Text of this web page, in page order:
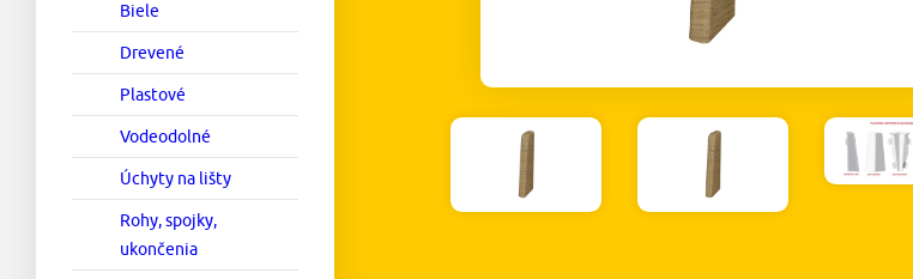
Biele
Drevené
Plastové
Vodeodolné
Úchyty na lišty
Rohy, spojky,
ukončenia